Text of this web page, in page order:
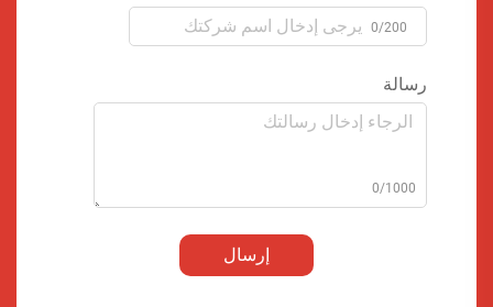
0/200
رسالة
0/1000
إرسال